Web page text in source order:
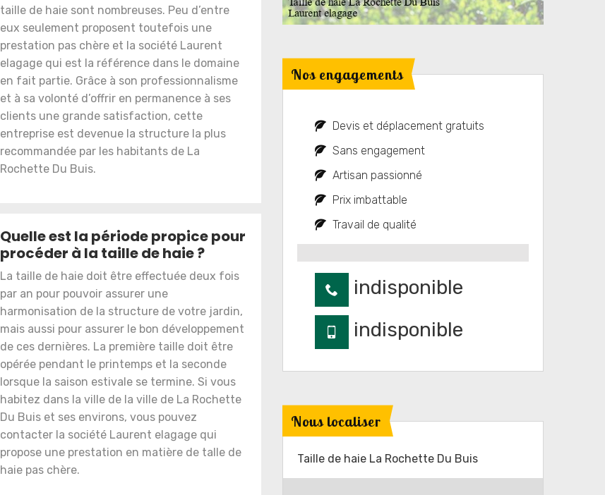
taille de haie sont nombreuses. Peu d’entre
eux seulement proposent toutefois une
prestation pas chère et la société Laurent
elagage qui est la référence dans le domaine
en fait partie. Grâce à son professionnalisme
et à sa volonté d’offrir en permanence à ses
clients une grande satisfaction, cette
entreprise est devenue la structure la plus
recommandée par les habitants de La
Rochette Du Buis.
Quelle est la période propice pour
procéder à la taille de haie ?
La taille de haie doit être effectuée deux fois
par an pour pouvoir assurer une
harmonisation de la structure de votre jardin,
mais aussi pour assurer le bon développement
de ces dernières. La première taille doit être
opérée pendant le printemps et la seconde
lorsque la saison estivale se termine. Si vous
habitez dans la ville de la ville de La Rochette
Du Buis et ses environs, vous pouvez
contacter la société Laurent elagage qui
propose une prestation en matière de talle de
haie pas chère.
Nos engagements
Devis et déplacement gratuits
Sans engagement
Artisan passionné
Prix imbattable
Travail de qualité
indisponible
indisponible
Nous localiser
Taille de haie La Rochette Du Buis